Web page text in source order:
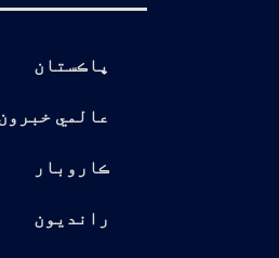
پاڪستان
عالمي
ڪاروبار
رانديون